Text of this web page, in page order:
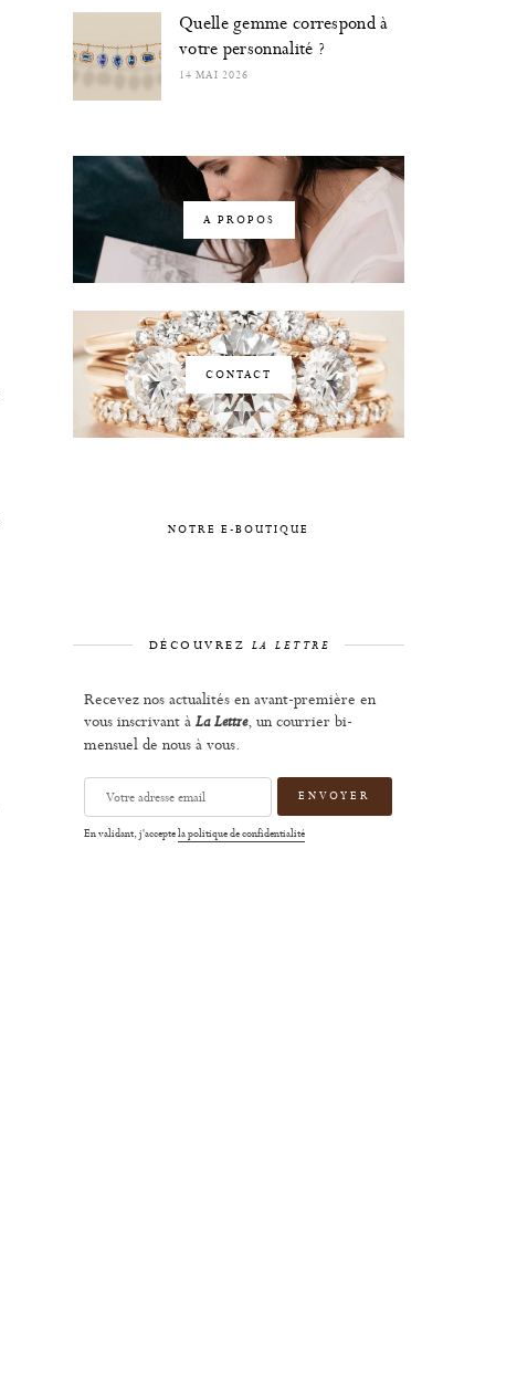
Quelle gemme correspond à
votre personnalité ?
14 MAI 2026
A PROPOS
CONTACT
NOTRE E-BOUTIQUE
DÉCOUVREZ LA LETTRE
Recevez nos actualités en avant-première en
vous inscrivant à La Lettre, un courrier bi-
mensuel de nous à vous.
Votre
adresse
email
En validant, j'acceptela politique de confidentialité